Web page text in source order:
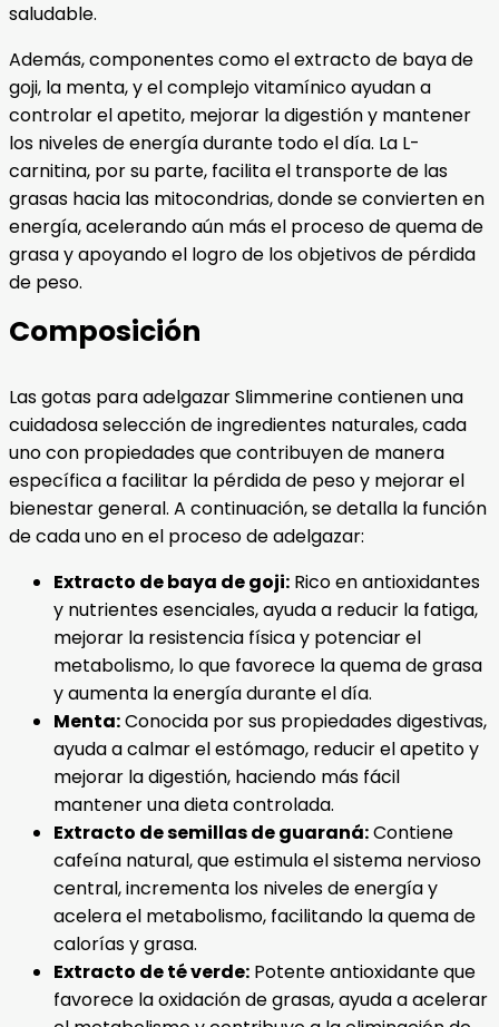
saludable.
Además, componentes como el extracto de baya de
goji, la menta, y el complejo vitamínico ayudan a
controlar el apetito, mejorar la digestión y mantener
los niveles de energía durante todo el día. La L-
carnitina, por su parte, facilita el transporte de las
grasas hacia las mitocondrias, donde se convierten en
energía, acelerando aún más el proceso de quema de
grasa y apoyando el logro de los objetivos de pérdida
de peso.
Composición
Las gotas para adelgazar Slimmerine contienen una
cuidadosa selección de ingredientes naturales, cada
uno con propiedades que contribuyen de manera
específica a facilitar la pérdida de peso y mejorar el
bienestar general. A continuación, se detalla la función
de cada uno en el proceso de adelgazar:
Extracto de baya de goji: Rico en antioxidantes
y nutrientes esenciales, ayuda a reducir la fatiga,
mejorar la resistencia física y potenciar el
metabolismo, lo que favorece la quema de grasa
y aumenta la energía durante el día.
Menta:Conocida por sus propiedades digestivas,
ayuda a calmar el estómago, reducir el apetito y
mejorar la digestión, haciendo más fácil
mantener una dieta controlada.
Extracto de semillas de guaraná:Contiene
cafeína natural, que estimula el sistema nervioso
central, incrementa los niveles de energía y
acelera el metabolismo, facilitando la quema de
calorías y grasa.
Extracto de té verde: Potente antioxidante que
favorece la oxidación de grasas, ayuda a acelerar